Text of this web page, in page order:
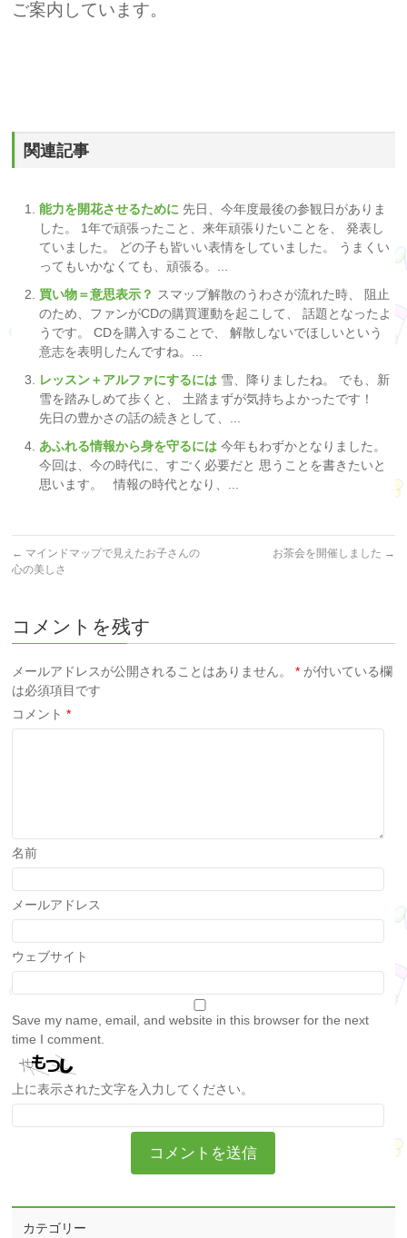
ご案内しています。
関連記事
能力を開花させるために 先日、今年度最後の参観日がありま
した。 1年で頑張ったこと、来年頑張りたいことを、 発表し
ていました。 どの子も皆いい表情をしていました。 うまくい
ってもいかなくても、頑張る。...
買い物＝意思表示？ スマップ解散のうわさが流れた時、 阻止
のため、ファンがCDの購買運動を起こして、 話題となったよ
うです。 CDを購入することで、 解散しないでほしいという
意志を表明したんですね。...
レッスン＋アルファにするには 雪、降りましたね。 でも、新
雪を踏みしめて歩くと、 土踏まずが気持ちよかったです！
先日の豊かさの話の続きとして、...
あふれる情報から身を守るには今年もわずかとなりました。
今回は、今の時代に、すごく必要だと 思うことを書きたいと
思います。 情報の時代となり、...
← マインドマップで見えたお子さんの
心の美しさ
お茶会を開催しました →
コメントを残す
メールアドレスが公開されることはありません。 * が付いている欄
は必須項目です
コメント*
名前
メールアドレス
ウェブサイト
Save my name, email, and website in this browser for the next
time I comment.
上に表示された文字を入力してください。
カテゴリー